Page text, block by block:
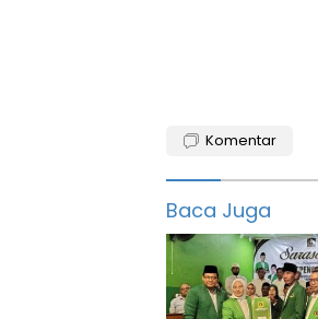
Komentar
Baca Juga